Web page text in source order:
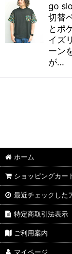
go
切替
とポ
イズ
ーン
が…
ホーム
ショッピングカー
最近チェックした
特定商取引法表示
ご利用案内
マイページ